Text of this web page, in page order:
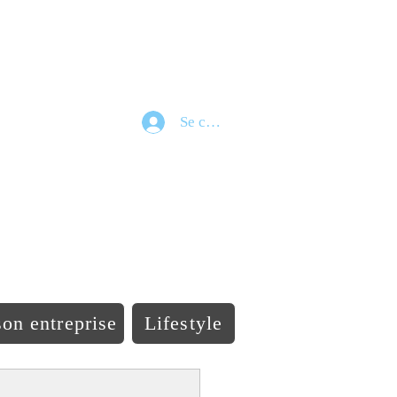
Se connecter
entreprise Lifestyle